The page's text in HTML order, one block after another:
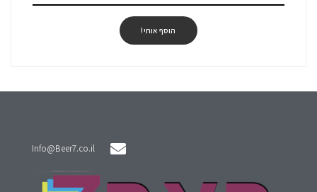
הוסף אותי!
Info@Beer7.co.il